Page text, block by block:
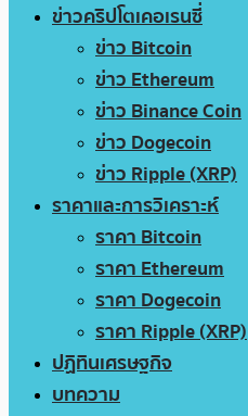
ข่าวคริปโตเคอเรนซี่
ข่าว Bitcoin
ข่าว Ethereum
ข่าว Binance Coin
ข่าว Dogecoin
ข่าว Ripple (XRP)
ราคาและการวิเคราะห์
ราคา Bitcoin
ราคา Ethereum
ราคา Dogecoin
ราคา Ripple (XRP)
ปฏิทินเศรษฐกิจ
บทความ